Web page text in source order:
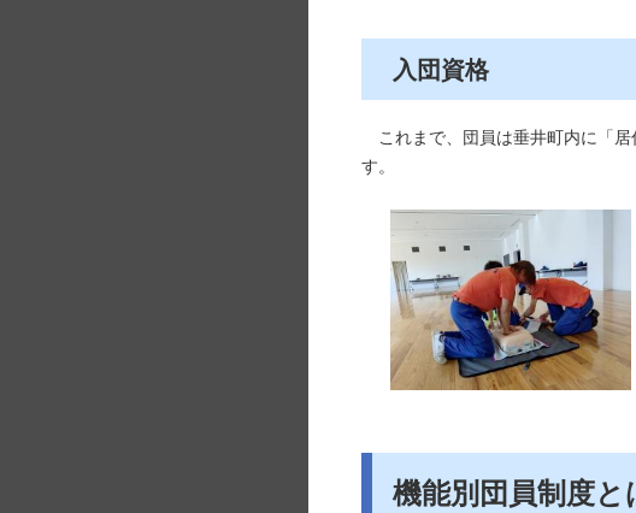
入団資格
これまで、団員は垂井町内に「居
す。
機能別団員制度と